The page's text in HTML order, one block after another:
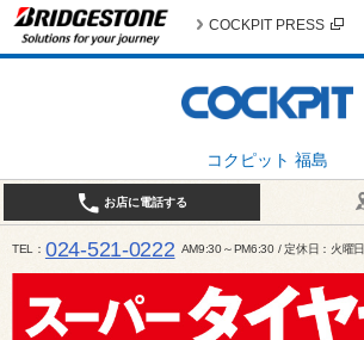
コクピット 福島
COCKPIT PRESS
お店に電話する
TEL 024-521-0222 AM9:30～PM6:30 / 定休日：火曜日